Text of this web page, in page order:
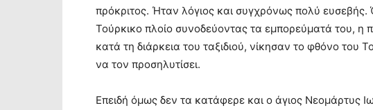
πρόκριτος. Ήταν λόγιος και συγχρόνως πολύ ευσεβής.
Τούρκικο πλοίο συνοδεύοντας τα εμπορεύματά του, η
κατά τη διάρκεια του ταξιδιού, νίκησαν το φθόνο του
να τον προσηλυτίσει.
Επειδή όμως δεν τα κατάφερε και ο άγιος Νεομάρτυς